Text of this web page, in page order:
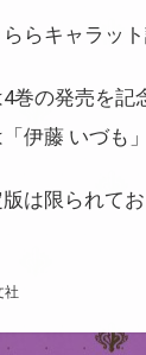
らキャラッ
巻の発売を
伊藤 いづも
は限られて
社